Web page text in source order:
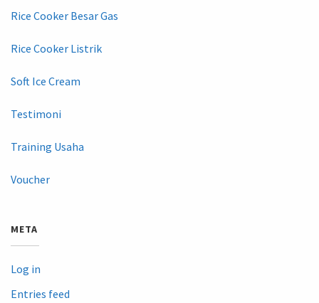
Rice Cooker Besar Gas
Rice Cooker Listrik
Soft Ice Cream
Testimoni
Training Usaha
Voucher
META
Log in
Entries feed